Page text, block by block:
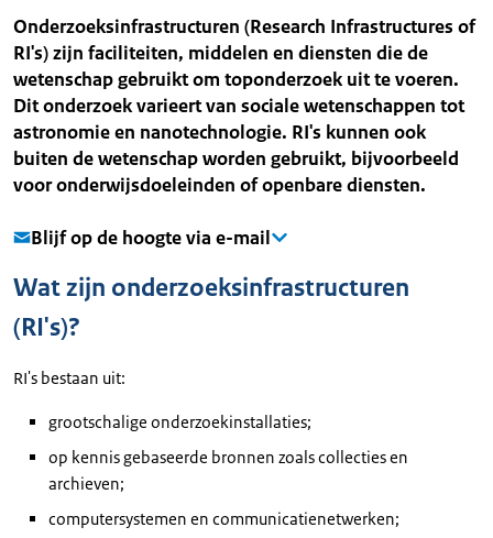
Onderzoeksinfrastructuren (Research Infrastructures of
RI's) zijn faciliteiten, middelen en diensten die de
wetenschap gebruikt om toponderzoek uit te voeren.
Dit onderzoek varieert van sociale wetenschappen tot
astronomie en nanotechnologie. RI's kunnen ook
buiten de wetenschap worden gebruikt, bijvoorbeeld
voor onderwijsdoeleinden of openbare diensten.
Blijf op de hoogte via e-mail
Wat zijn onderzoeksinfrastructuren
(RI's)?
RI's bestaan uit:
grootschalige onderzoekinstallaties;
op kennis gebaseerde bronnen zoals collecties en
archieven;
computersystemen en communicatienetwerken;